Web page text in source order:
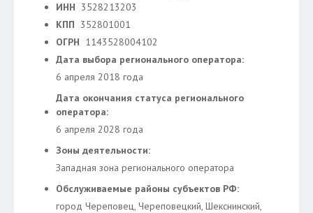
ИНН 3528213203
КПП 352801001
ОГРН 1143528004102
Дата выбора регионального оператора:
6 апреля 2018 года
Дата окончания статуса регионального
оператора:
6 апреля 2028 года
Зоны деятельности:
Западная зона регионального оператора
Обслуживаемые районы субъектов РФ:
город Череповец, Череповецкий, Шекснинский,